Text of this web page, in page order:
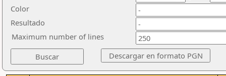
Color
Resultado
Maximum number of lines